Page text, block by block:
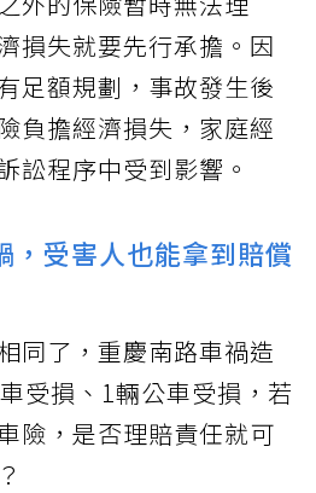
損失就要先行承擔。因
足額規劃，事故發生後
負擔經濟損失，家庭經
訟程序中受到影響。
，受害人也能拿到賠償
同了，重慶南路車禍造
受損、1輛公車受損，若
險，是否理賠責任就可